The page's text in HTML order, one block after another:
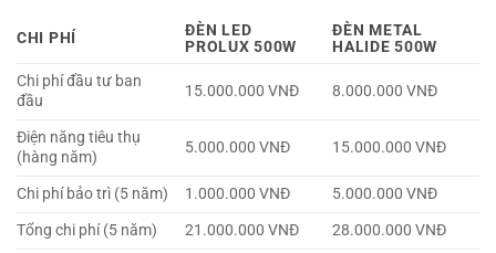
CHI PHÍ
ĐÈN LED
PROLUX 500W
ĐÈN METAL
HALIDE 500W
Chi phí đầu tư ban
đầu
15.000.000 VNĐ 8.000.000 VNĐ
Điện năng tiêu thụ
(hàng năm)
5.000.000 VNĐ 15.000.000 VNĐ
Chi phí bảo trì (5 năm) 1.000.000 VNĐ
5.000.000 VNĐ
Tổng chi phí (5 năm)
21.000.000 VNĐ 28.000.000 VNĐ